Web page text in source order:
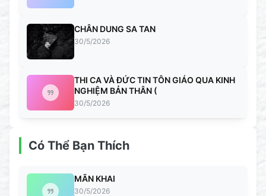
CHÂN DUNG SA TAN
30/5/2026
THI CA VÀ ĐỨC TIN TÔN GIÁO QUA KINH
NGHIỆM BẢN THÂN (
30/5/2026
Có Thể Bạn Thích
MÃN KHAI
30/5/2026